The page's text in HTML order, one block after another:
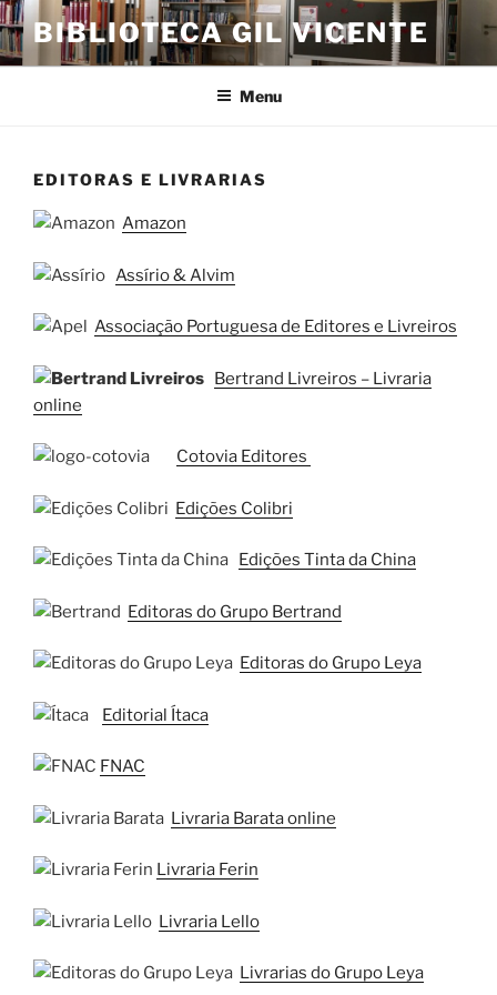
Saltar
para
o
BIBLIOTECA GIL VICENTE
Menu
EDITORAS E LIVRARIAS
Amazon
Assírio & Alvim
Associação Portuguesa de Editores e Livreiros
Bertrand Livreiros – Livraria
online
Cotovia Editores
Edições Colibri
Edições Tinta da China
Editoras do Grupo Bertrand
Editoras do Grupo Leya
Editorial Ítaca
FNAC
Livraria Barata online
Livraria Ferin
Livraria Lello
Livrarias do Grupo Leya